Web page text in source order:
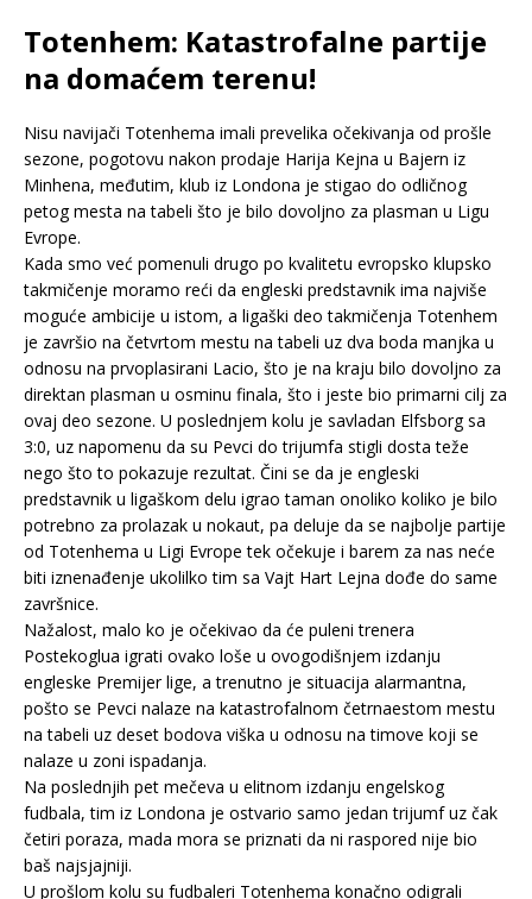
Totenhem: Katastrofalne partije
na domaćem terenu!
Nisu navijači Totenhema imali prevelika očekivanja od prošle
sezone, pogotovu nakon prodaje Harija Kejna u Bajern iz
Minhena, međutim, klub iz Londona je stigao do odličnog
petog mesta na tabeli što je bilo dovoljno za plasman u Ligu
Evrope.
Kada smo već pomenuli drugo po kvalitetu evropsko klupsko
takmičenje moramo reći da engleski predstavnik ima najviše
moguće ambicije u istom, a ligaški deo takmičenja Totenhem
je završio na četvrtom mestu na tabeli uz dva boda manjka u
odnosu na prvoplasirani Lacio, što je na kraju bilo dovoljno za
direktan plasman u osminu finala, što i jeste bio primarni cilj za
ovaj deo sezone. U poslednjem kolu je savladan Elfsborg sa
3:0, uz napomenu da su Pevci do trijumfa stigli dosta teže
nego što to pokazuje rezultat. Čini se da je engleski
predstavnik u ligaškom delu igrao taman onoliko koliko je bilo
potrebno za prolazak u nokaut, pa deluje da se najbolje partije
od Totenhema u Ligi Evrope tek očekuje i barem za nas neće
biti iznenađenje ukolilko tim sa Vajt Hart Lejna dođe do same
završnice.
Nažalost, malo ko je očekivao da će puleni trenera
Postekoglua igrati ovako loše u ovogodišnjem izdanju
engleske Premijer lige, a trenutno je situacija alarmantna,
pošto se Pevci nalaze na katastrofalnom četrnaestom mestu
na tabeli uz deset bodova viška u odnosu na timove koji se
nalaze u zoni ispadanja.
Na poslednjih pet mečeva u elitnom izdanju engelskog
fudbala, tim iz Londona je ostvario samo jedan trijumf uz čak
četiri poraza, mada mora se priznati da ni raspored nije bio
baš najsjajniji.
U prošlom kolu su fudbaleri Totenhema konačno odigrali